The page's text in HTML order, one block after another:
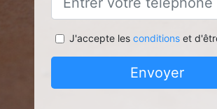
J'accepte les conditionset
Envoyer